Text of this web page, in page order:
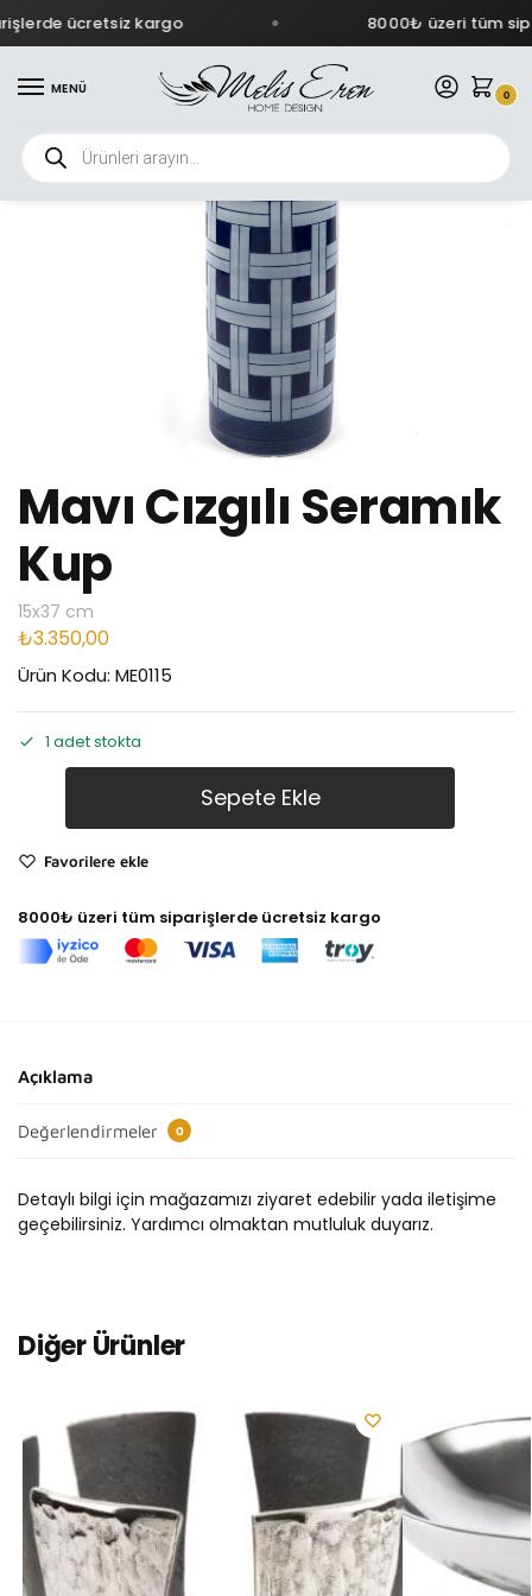
ücretsiz kargo 8000₺ üzeri tüm
MENÜ 0
Mavı Cızgılı Seramık
Kup
15x37 cm
₺3.350,00
Ürün Kodu: ME0115
1 adet stokta
Sepete Ekle
Favorilere ekle
8000₺ üzeri tüm siparişlerde ücretsiz kargo
Açıklama
Değerlendirmeler 0
Detaylı bilgi için mağazamızı ziyaret edebilir yada iletişime
geçebilirsiniz. Yardımcı olmaktan mutluluk duyarız.
Diğer Ürünler